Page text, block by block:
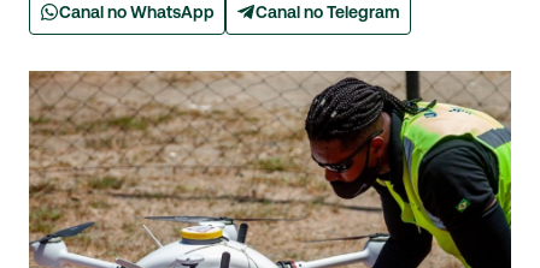
Canal no WhatsApp Canal no Telegram